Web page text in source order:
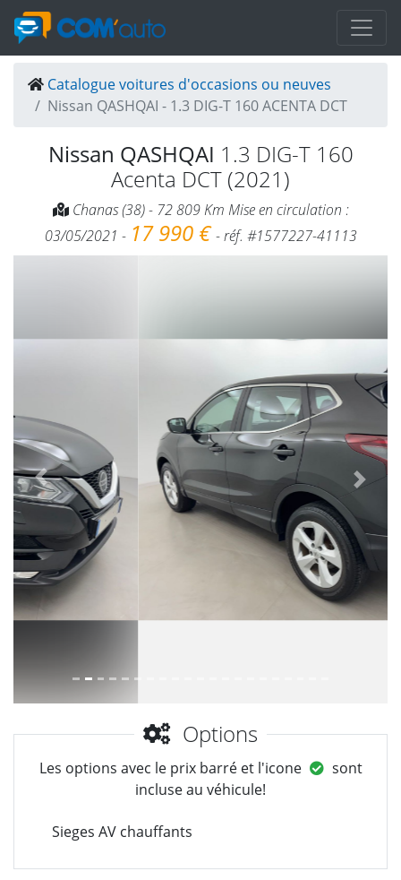
Catalogue voitures d'occasions ou neuves
Nissan QASHQAI - 1.3 DIG-T 160 ACENTA DCT
Nissan QASHQAI 1.3 DIG-T 160
Acenta DCT (2021)
Chanas (38) - 72 809 Km Mise en circulation :
03/05/2021 - 17 990 €- réf. #1577227-41113
Précèdent
Options
Les options avec le prix barré et l'icone
sont
incluse au véhicule!
Sieges AV chauffants